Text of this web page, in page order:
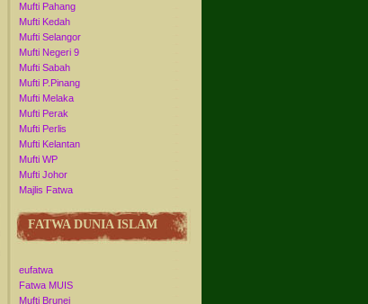
Mufti Pahang
Mufti Kedah
Mufti Selangor
Mufti Negeri 9
Mufti Sabah
Mufti P.Pinang
Mufti Melaka
Mufti Perak
Mufti Perlis
Mufti Kelantan
Mufti WP
Mufti Johor
Majlis Fatwa
FATWA DUNIA ISLAM
eufatwa
Fatwa MUIS
Mufti Brunei